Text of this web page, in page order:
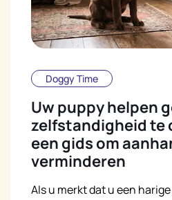
Doggy Time
Uw puppy helpen
zelfstandigheid te
een gids om
verminderen
Als u merkt dat u een